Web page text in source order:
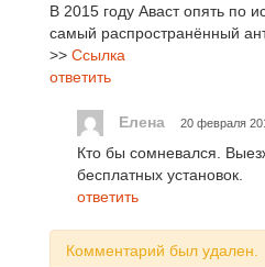
В 2015 году Аваст опять по
самый распространённый
>> Ссылка
ответить
Елена 20 февраля
Кто бы сомневался.
бесплатных установок.
ответить
Комментарий был удален.